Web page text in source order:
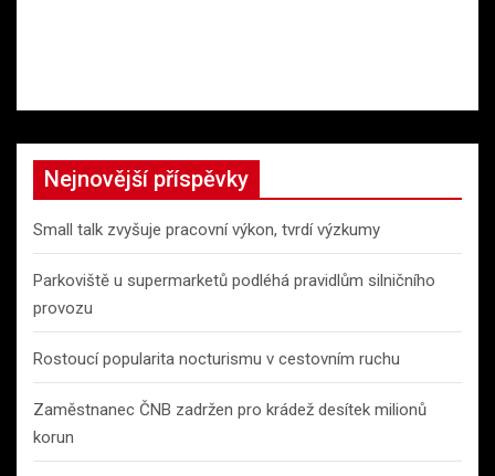
Nejnovější příspěvky
Small talk zvyšuje pracovní výkon, tvrdí výzkumy
Parkoviště u supermarketů podléhá pravidlům silničního
provozu
Rostoucí popularita nocturismu v cestovním ruchu
Zaměstnanec ČNB zadržen pro krádež desítek milionů
korun